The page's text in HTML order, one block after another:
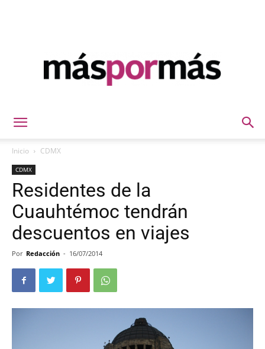
Inicio CDMX
CDMX
Residentes de la
Cuauhtémoc tendrán
descuentos en viajes
Por Redacción - 16/07/2014